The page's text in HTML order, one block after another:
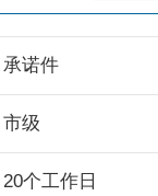
承诺件
市级
20个工作日